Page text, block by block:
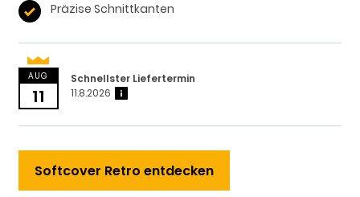
Präzise Schnittkanten
AUG
11
Schnellster Liefertermin
11.8.2026
Softcover Retro entdecken